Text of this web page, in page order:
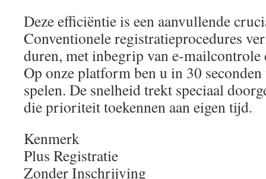
Deze efficiëntie is een aanvullende
Conventionele registratieprocedures
duren, met inbegrip van e-mailcontrole
Op onze platform ben u in 30
spelen. De snelheid trekt speciaal
die prioriteit toekennen aan eigen tijd.
Kenmerk
Plus Registratie
Zonder Inschrijving